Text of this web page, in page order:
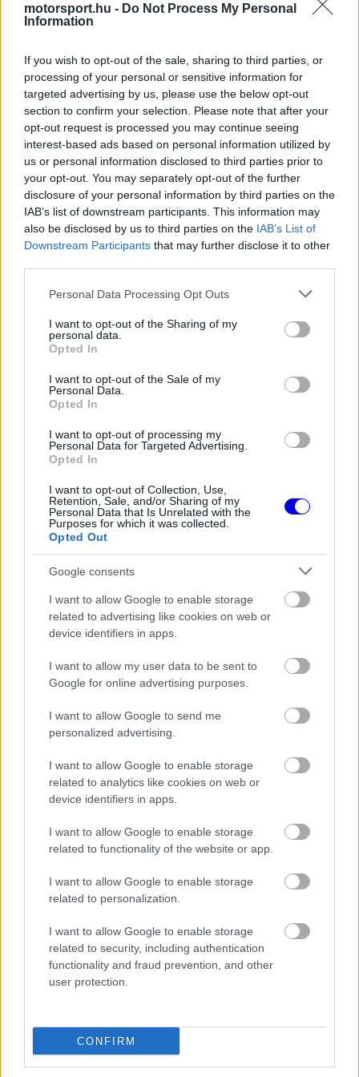
motorsport.hu - Do Not Process My Personal
Information
If you wish to opt-out of the sale, sharing to third parties, or
processing of your personal or sensitive information for
targeted advertising by us, please use the below opt-out
section to confirm your selection. Please note that after your
opt-out request is processed you may continue seeing
interest-based ads based on personal information utilized by
us or personal information disclosed to third parties prior to
your opt-out. You may separately opt-out of the further
disclosure of your personal information by third parties on the
IAB’s list of downstream participants. This information may
also be disclosed by us to third parties on the IAB’s List of
Downstream Participants that may further disclose it to other
Please note that this website/app uses one or more Google
not limited to your visit or usage behaviour. You may click to
grant or deny consent to Google and its third-party tags to
use your data for below specified purposes in below Google
consent section.
Personal Data Processing Opt Outs
I want to opt-out of the Sharing of my
personal data.
Opted In
I want to opt-out of the Sale of my
Personal Data.
Opted In
I want to opt-out of processing my
Personal Data for Targeted Advertising.
Opted In
I want to opt-out of Collection, Use,
Retention, Sale, and/or Sharing of my
Personal Data that Is Unrelated with the
Purposes for which it was collected.
Opted Out
Google consents
I want to allow Google to enable storage
related to advertising like cookies on web or
device identifiers in apps.
I want to allow my user data to be sent to
Google for online advertising purposes.
I want to allow Google to send me
personalized advertising.
I want to allow Google to enable storage
related to analytics like cookies on web or
device identifiers in apps.
I want to allow Google to enable storage
related to functionality of the website or app.
I want to allow Google to enable storage
related to personalization.
I want to allow Google to enable storage
related to security, including authentication
functionality and fraud prevention, and other
user protection.
CONFIRM
A győzelem ráadásul szimbolikus helyszínen
született. Pontosan 30 év telt el Michael
Schumacher első barcelonai ferraris diadala óta,
így Hamilton sikere történelmi párhuzamot is
kapott.
EZEKET IS AJÁNLJUK
Rendkívül okos döntést hozott az
FORMA-1
Mélypontról mentené meg F1-es
projektjét a Honda a sokkoló
Címlapon a „visszatérés”
borítót készítette. A címlapon Hamilton látható,
háttérben, a fő üzenet pedig ennyi volt:
Corriere della Seraszintén a britre építette az
első oldalt. „A Ferrari újra győz, Hamilton sír és
megígéri, hogy ennek még nincs vége” – írták,
mindössze ennyi állt a címlapon: „Vörös Hamilton”.
Tuttosportnagybetűkkel emelte ki a nevét, és
a diadal körüli érzelmi hullámot hangsúlyozta a
SoyMotor.